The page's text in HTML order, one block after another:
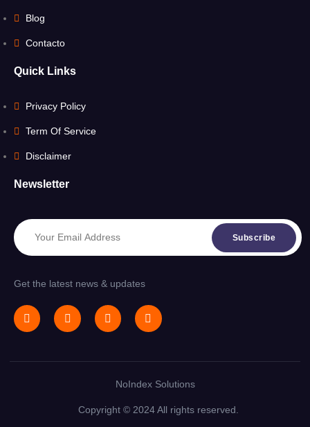
Blog
Contacto
Quick Links
Privacy Policy
Term Of Service
Disclaimer
Newsletter
Subscribe
Get the latest news & updates
NoIndex Solutions
Copyright © 2024 All rights reserved.